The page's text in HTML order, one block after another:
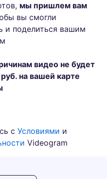
мы пришлем вам
вы смогли
и поделиться вашим
видео не будет
руб. на вашей карте
с Условиями и
Videogram